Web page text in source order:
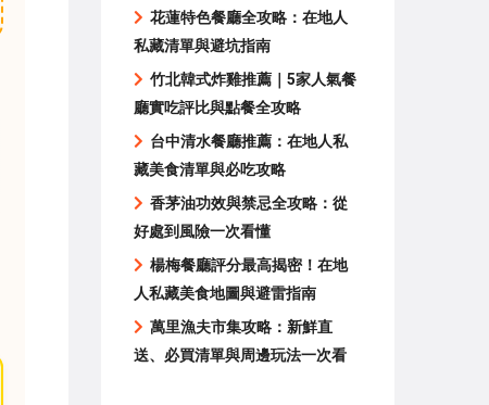
花蓮特色餐廳全攻略：在地人
私藏清單與避坑指南
竹北韓式炸雞推薦｜5家人氣餐
廳實吃評比與點餐全攻略
台中清水餐廳推薦：在地人私
藏美食清單與必吃攻略
香茅油功效與禁忌全攻略：從
好處到風險一次看懂
楊梅餐廳評分最高揭密！在地
人私藏美食地圖與避雷指南
萬里漁夫市集攻略：新鮮直
送、必買清單與周邊玩法一次看